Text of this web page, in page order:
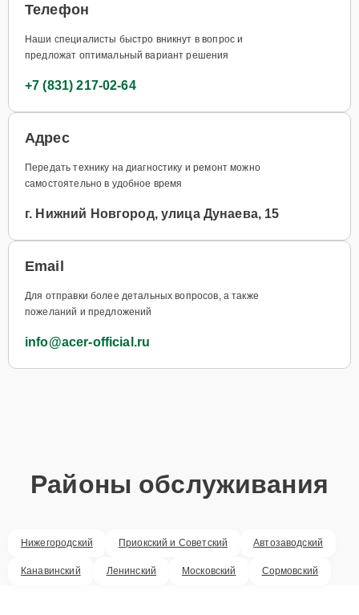
Телефон
Наши специалисты быстро вникнут в вопрос и
предложат оптимальный вариант решения
+7 (831) 217-02-64
Адрес
Передать технику на диагностику и ремонт можно
самостоятельно в удобное время
г. Нижний Новгород, улица Дунаева, 15
Email
Для отправки более детальных вопросов, а также
пожеланий и предложений
info@acer-official.ru
Районы обслуживания
Нижегородский Приокский и Советский Автозаводский
Канавинский Ленинский Московский Сормовский